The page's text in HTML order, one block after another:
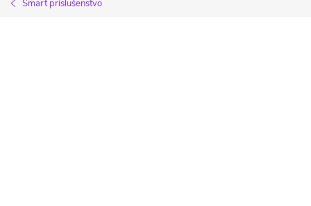
Smart príslušenstvo